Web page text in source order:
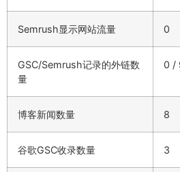
Semrush显示网站流量 0
GSC/Semrush记录的外链数
量
0 /
博客新闻数量 8
谷歌GSC收录数量 3